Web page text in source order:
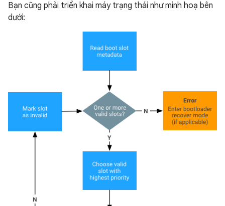
Bạn cũng phải triển khai máy trạng thái như minh hoạ bên
dưới: